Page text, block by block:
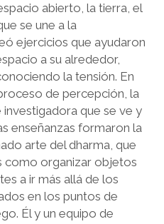
abierto, la tierra, el
se une a la
ejercicios que ayudaron
a su alrededor,
la tensión. En
de percepción, la
que se ve y
enseñanzas formaron la
arte del dharma, que
como organizar objetos
a ir más allá de los
​​en los puntos de
Él y un equipo de